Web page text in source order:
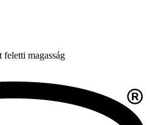
feletti magasság